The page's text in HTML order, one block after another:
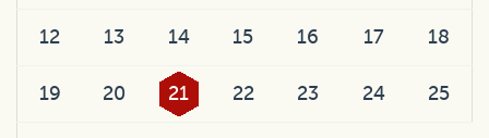
12 13 14 15 16 17 18
19 20 21 22 23 24 25